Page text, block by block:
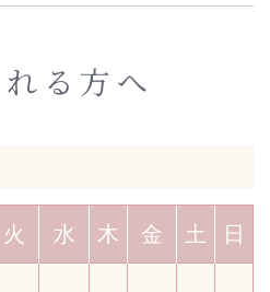
る方へ
火 水 木 金 土 日